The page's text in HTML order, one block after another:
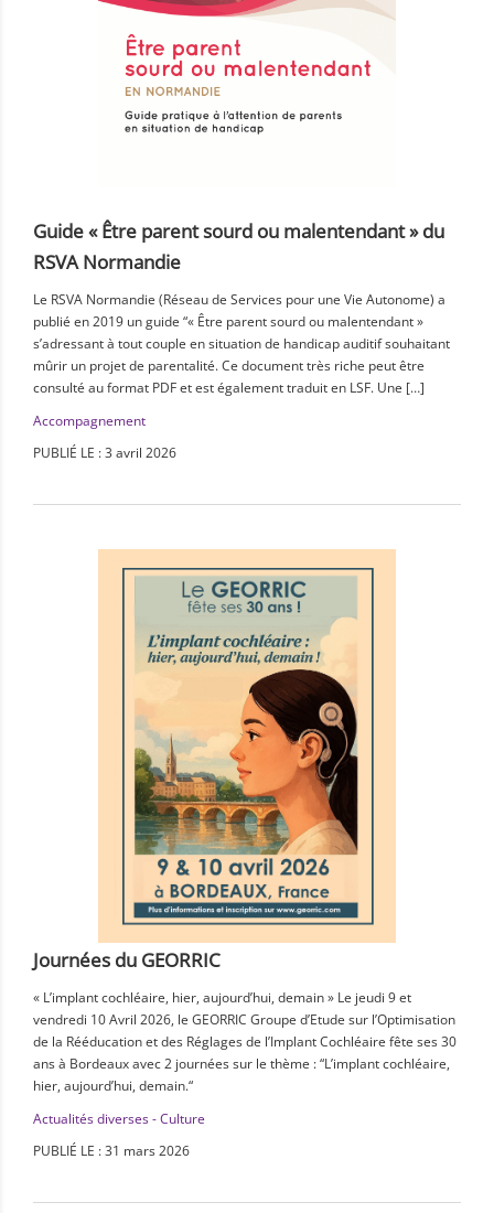
Guide « Être parent sourd ou malentendant » du
RSVA Normandie
Le RSVA Normandie (Réseau de Services pour une Vie Autonome) a
publié en 2019 un guide “« Être parent sourd ou malentendant »
s’adressant à tout couple en situation de handicap auditif souhaitant
mûrir un projet de parentalité. Ce document très riche peut être
consulté au format PDF et est également traduit en LSF. Une […]
Accompagnement
PUBLIÉ LE : 3 avril 2026
Journées du GEORRIC
« L’implant cochléaire, hier, aujourd’hui, demain » Le jeudi 9 et
vendredi 10 Avril 2026, le GEORRIC Groupe d’Etude sur l’Optimisation
de la Rééducation et des Réglages de l’Implant Cochléaire fête ses 30
ans à Bordeaux avec 2 journées sur le thème : “L’implant cochléaire,
hier, aujourd’hui, demain.“
Actualités diverses - Culture
PUBLIÉ LE : 31 mars 2026